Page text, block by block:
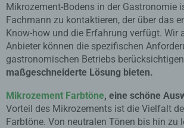
Mikrozement-Bodens in der Gastronomie
Fachmann zu kontaktieren, der über das
Know-how und die Erfahrung verfügt. Wir
Anbieter können die spezifischen
gastronomischen Betriebs
maßgeschneiderte Lösung bieten.
Mikrozement Farbtöne, eine schöne
Vorteil des Mikrozements ist die Vielfalt
Farbtöne. Von neutralen Tönen bis hin zu